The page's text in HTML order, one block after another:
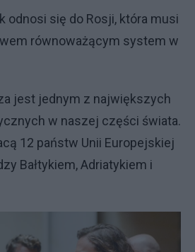
odnosi się do Rosji, która musi
równoważącym system w
jest jednym z największych
w naszej części świata.
12 państw Unii Europejskiej
Bałtykiem, Adriatykiem i